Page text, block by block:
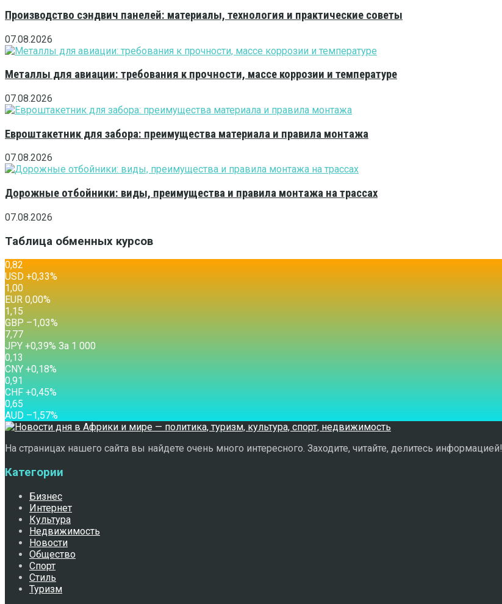
Производство сэндвич панелей: материалы, технология и практические советы
07.08.2026
Металлы для авиации: требования к прочности, массе коррозии и температуре
07.08.2026
Евроштакетник для забора: преимущества материала и правила монтажа
07.08.2026
Дорожные отбойники: виды, преимущества и правила монтажа на трассах
07.08.2026
Таблица обменных курсов
0,82
USD +0,33%
1,00
EUR 0,00%
1,15
GBP –1,03%
7,77
JPY +0,39% За 1 000
0,13
CNY +0,18%
0,91
CHF +0,45%
0,65
AUD –1,57%
На страницах нашего сайта вы найдете очень много интересного. Заходите, читайте, делитесь информацией!
Категории
Бизнес
Интернет
Культура
Недвижимость
Новости
Общество
Спорт
Стиль
Туризм